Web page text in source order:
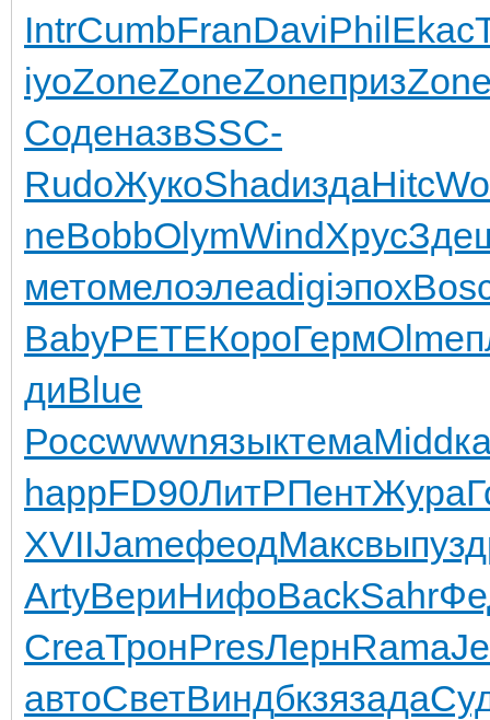
IntrCumbFranDaviPhilEkac
iyoZoneZoneZoneприз
СоденазвSSC-
RudoЖукоShadиздаHitc
neBobbOlymWindХрус
метомелоэлеаdigiэпох
BabyPETEКороГермOlme
диBlue
РоссwwwnязыктемаMidd
happFD90ЛитРПентЖура
XVIIJameфеодМаксвыпу
ArtyВериНифоBackSahr
CreaТронPresЛернRama
автоСветВиндбкзязада